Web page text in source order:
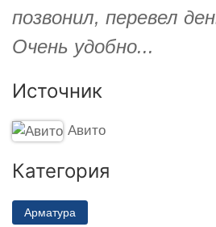
позвонил, перевел
Очень удобно...
Источник
Авито
Категория
Арматура